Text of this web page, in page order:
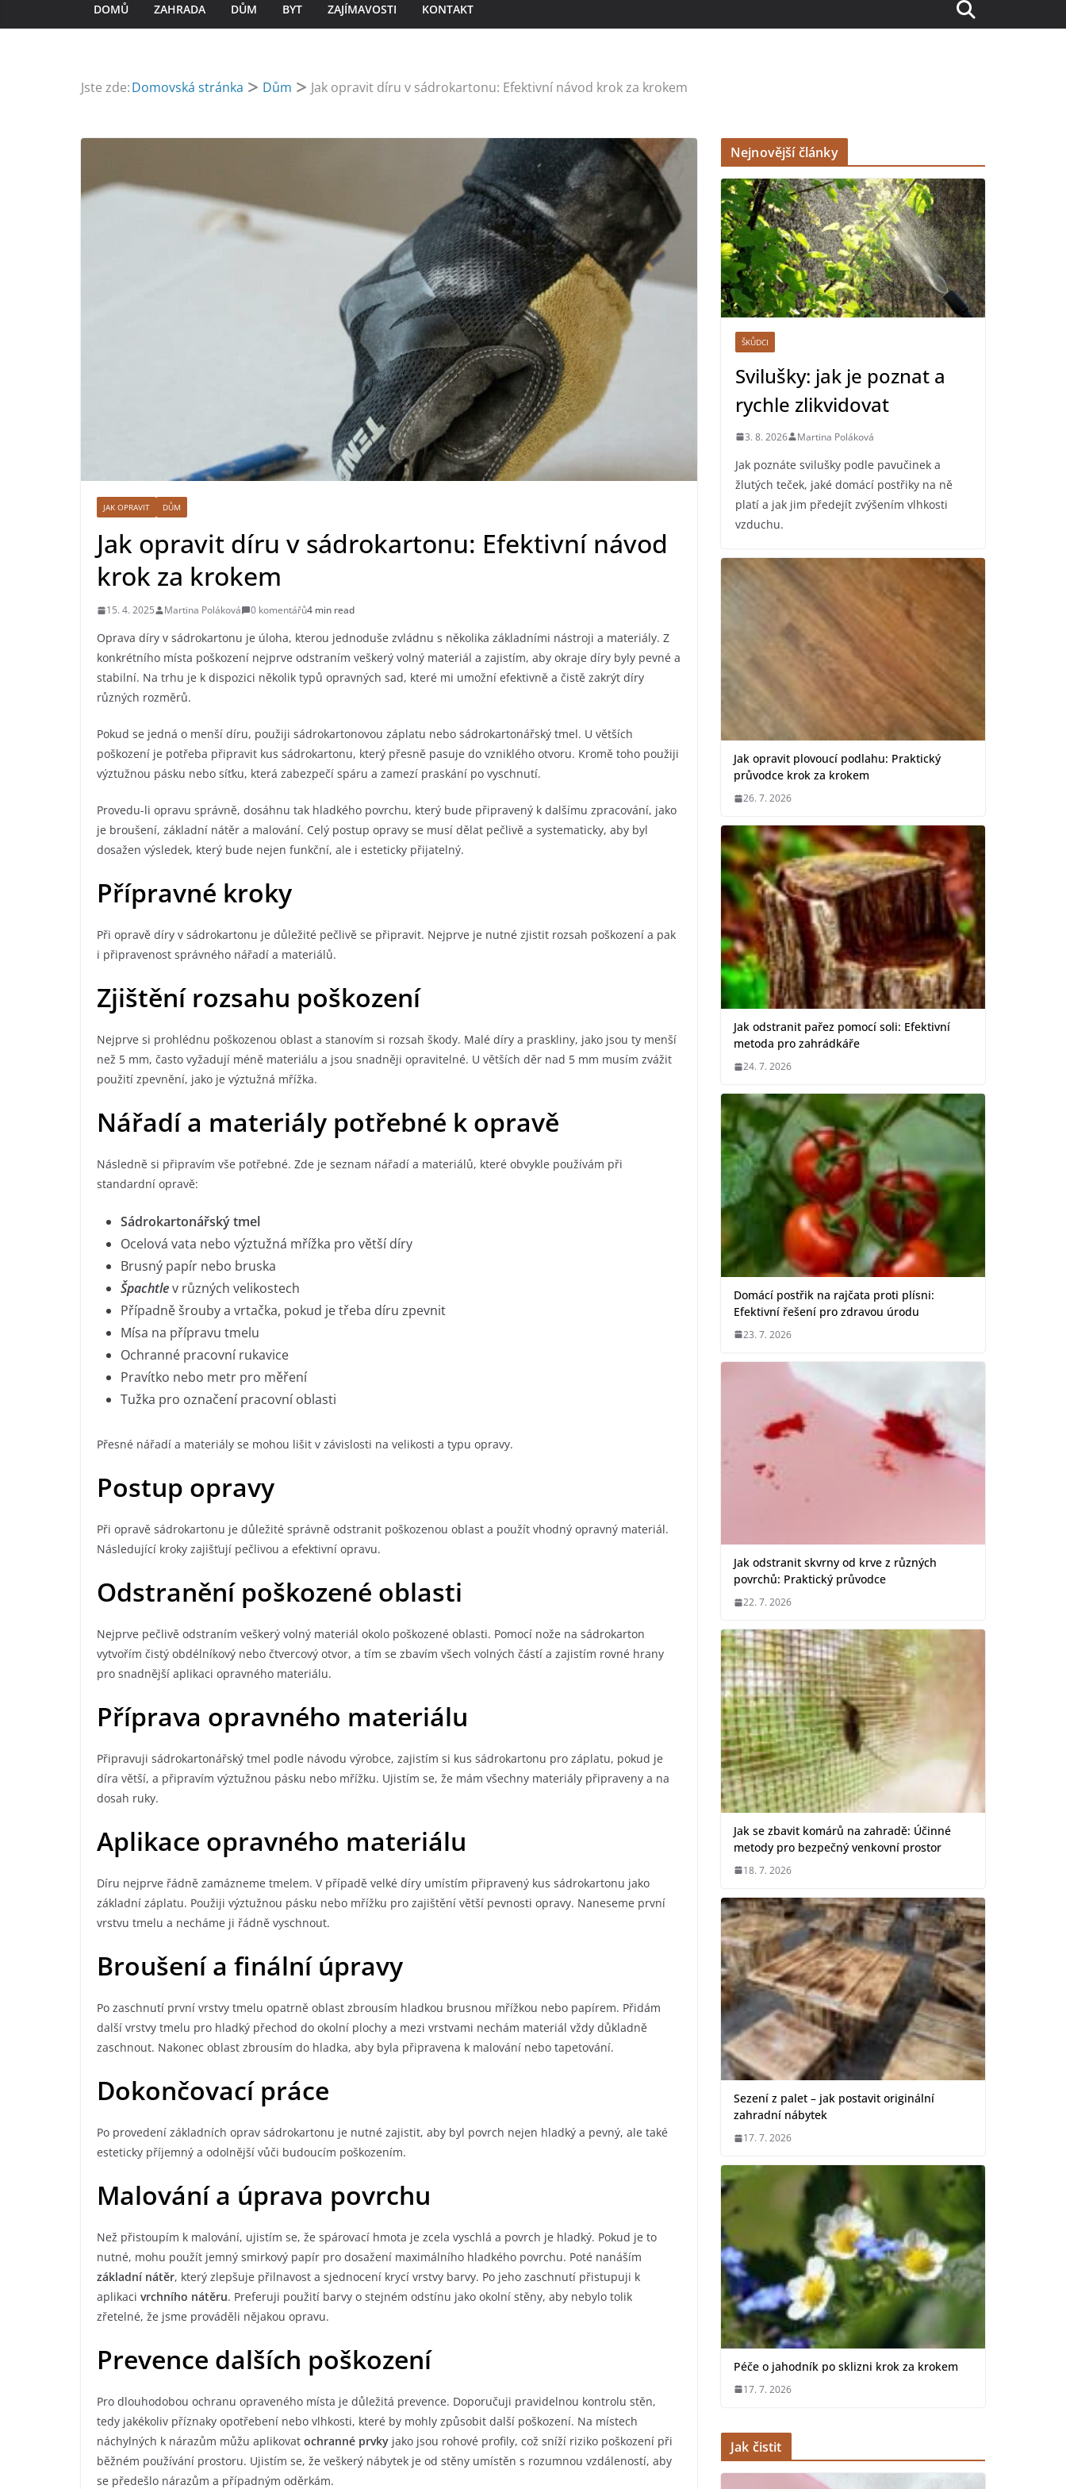
DOMŮ ZAHRADA DŮM BYT ZAJÍMAVOSTI KONTAKT
Jste zde:Domovská stránka Dům Jak opravit díru v sádrokartonu: Efektivní návod krok za krokem
JAK OPRAVIT DŮM
Jak opravit díru v sádrokartonu: Efektivní návod
krok za krokem
15. 4. 2025 Martina Poláková 0 komentářů4 min read
Oprava díry v sádrokartonu je úloha, kterou jednoduše zvládnu s několika základními nástroji a materiály. Z
konkrétního místa poškození nejprve odstraním veškerý volný materiál a zajistím, aby okraje díry byly pevné a
stabilní. Na trhu je k dispozici několik typů opravných sad, které mi umožní efektivně a čistě zakrýt díry
různých rozměrů.
Pokud se jedná o menší díru, použiji sádrokartonovou záplatu nebo sádrokartonářský tmel. U větších
poškození je potřeba připravit kus sádrokartonu, který přesně pasuje do vzniklého otvoru. Kromě toho použiji
výztužnou pásku nebo síťku, která zabezpečí spáru a zamezí praskání po vyschnutí.
Provedu-li opravu správně, dosáhnu tak hladkého povrchu, který bude připravený k dalšímu zpracování, jako
je broušení, základní nátěr a malování. Celý postup opravy se musí dělat pečlivě a systematicky, aby byl
dosažen výsledek, který bude nejen funkční, ale i esteticky přijatelný.
Přípravné kroky
Při opravě díry v sádrokartonu je důležité pečlivě se připravit. Nejprve je nutné zjistit rozsah poškození a pak
i připravenost správného nářadí a materiálů.
Zjištění rozsahu poškození
Nejprve si prohlédnu poškozenou oblast a stanovím si rozsah škody. Malé díry a praskliny, jako jsou ty menší
než 5 mm, často vyžadují méně materiálu a jsou snadněji opravitelné. U větších děr nad 5 mm musím zvážit
použití zpevnění, jako je výztužná mřížka.
Nářadí a materiály potřebné k opravě
Následně si připravím vše potřebné. Zde je seznam nářadí a materiálů, které obvykle používám při
standardní opravě:
Sádrokartonářský tmel
Ocelová vata nebo výztužná mřížka pro větší díry
Brusný papír nebo bruska
Špachtlev různých velikostech
Případně šrouby a vrtačka, pokud je třeba díru zpevnit
Mísa na přípravu tmelu
Ochranné pracovní rukavice
Pravítko nebo metr pro měření
Tužka pro označení pracovní oblasti
Přesné nářadí a materiály se mohou lišit v závislosti na velikosti a typu opravy.
Postup opravy
Při opravě sádrokartonu je důležité správně odstranit poškozenou oblast a použít vhodný opravný materiál.
Následující kroky zajišťují pečlivou a efektivní opravu.
Odstranění poškozené oblasti
Nejprve pečlivě odstraním veškerý volný materiál okolo poškozené oblasti. Pomocí nože na sádrokarton
vytvořím čistý obdélníkový nebo čtvercový otvor, a tím se zbavím všech volných částí a zajistím rovné hrany
pro snadnější aplikaci opravného materiálu.
Příprava opravného materiálu
Připravuji sádrokartonářský tmel podle návodu výrobce, zajistím si kus sádrokartonu pro záplatu, pokud je
díra větší, a připravím výztužnou pásku nebo mřížku. Ujistím se, že mám všechny materiály připraveny a na
dosah ruky.
Aplikace opravného materiálu
Díru nejprve řádně zamázneme tmelem. V případě velké díry umístím připravený kus sádrokartonu jako
základní záplatu. Použiji výztužnou pásku nebo mřížku pro zajištění větší pevnosti opravy. Naneseme první
vrstvu tmelu a necháme ji řádně vyschnout.
Broušení a finální úpravy
Po zaschnutí první vrstvy tmelu opatrně oblast zbrousím hladkou brusnou mřížkou nebo papírem. Přidám
další vrstvy tmelu pro hladký přechod do okolní plochy a mezi vrstvami nechám materiál vždy důkladně
zaschnout. Nakonec oblast zbrousím do hladka, aby byla připravena k malování nebo tapetování.
Dokončovací práce
Po provedení základních oprav sádrokartonu je nutné zajistit, aby byl povrch nejen hladký a pevný, ale také
esteticky příjemný a odolnější vůči budoucím poškozením.
Malování a úprava povrchu
Než přistoupím k malování, ujistím se, že spárovací hmota je zcela vyschlá a povrch je hladký. Pokud je to
nutné, mohu použít jemný smirkový papír pro dosažení maximálního hladkého povrchu. Poté nanáším
základní nátěr, který zlepšuje přilnavost a sjednocení krycí vrstvy barvy. Po jeho zaschnutí přistupuji k
aplikaci vrchního nátěru. Preferuji použití barvy o stejném odstínu jako okolní stěny, aby nebylo tolik
zřetelné, že jsme prováděli nějakou opravu.
Prevence dalších poškození
Pro dlouhodobou ochranu opraveného místa je důležitá prevence. Doporučuji pravidelnou kontrolu stěn,
tedy jakékoliv příznaky opotřebení nebo vlhkosti, které by mohly způsobit další poškození. Na místech
náchylných k nárazům můžu aplikovat ochranné prvky jako jsou rohové profily, což sníží riziko poškození při
běžném používání prostoru. Ujistím se, že veškerý nábytek je od stěny umístěn s rozumnou vzdáleností, aby
se předešlo nárazům a případným oděrkám.
Nejnovější články
ŠKŮDCI
Svilušky: jak je poznat a
rychle zlikvidovat
3. 8. 2026 Martina Poláková
Jak poznáte svilušky podle pavučinek a
žlutých teček, jaké domácí postřiky na ně
platí a jak jim předejít zvýšením vlhkosti
vzduchu.
Jak opravit plovoucí podlahu: Praktický
průvodce krok za krokem
26. 7. 2026
Jak odstranit pařez pomocí soli: Efektivní
metoda pro zahrádkáře
24. 7. 2026
Domácí postřik na rajčata proti plísni:
Efektivní řešení pro zdravou úrodu
23. 7. 2026
Jak odstranit skvrny od krve z různých
povrchů: Praktický průvodce
22. 7. 2026
Jak se zbavit komárů na zahradě: Účinné
metody pro bezpečný venkovní prostor
18. 7. 2026
Sezení z palet – jak postavit originální
zahradní nábytek
17. 7. 2026
Péče o jahodník po sklizni krok za krokem
17. 7. 2026
Jak čistit